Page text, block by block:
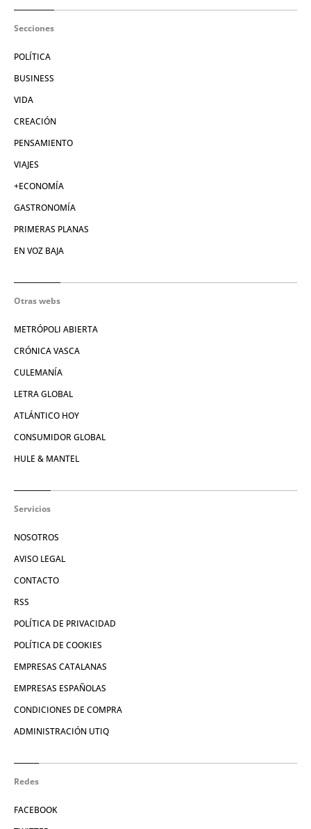
Secciones
POLÍTICA
BUSINESS
VIDA
CREACIÓN
PENSAMIENTO
VIAJES
+ECONOMÍA
GASTRONOMÍA
PRIMERAS PLANAS
EN VOZ BAJA
Otras webs
METRÓPOLI ABIERTA
CRÓNICA VASCA
CULEMANÍA
LETRA GLOBAL
ATLÁNTICO HOY
CONSUMIDOR GLOBAL
HULE & MANTEL
Servicios
NOSOTROS
AVISO LEGAL
CONTACTO
RSS
POLÍTICA DE PRIVACIDAD
POLÍTICA DE COOKIES
EMPRESAS CATALANAS
EMPRESAS ESPAÑOLAS
CONDICIONES DE COMPRA
ADMINISTRACIÓN UTIQ
Redes
FACEBOOK